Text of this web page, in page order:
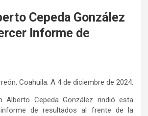
Cepeda González
Informe de
Coahuila. A 4 de diciembre de 2024.
Alberto Cepeda González rindió esta
de resultados al frente de la